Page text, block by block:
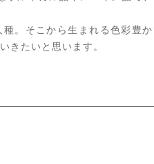
。そこから生まれる色彩豊
きたいと思います。